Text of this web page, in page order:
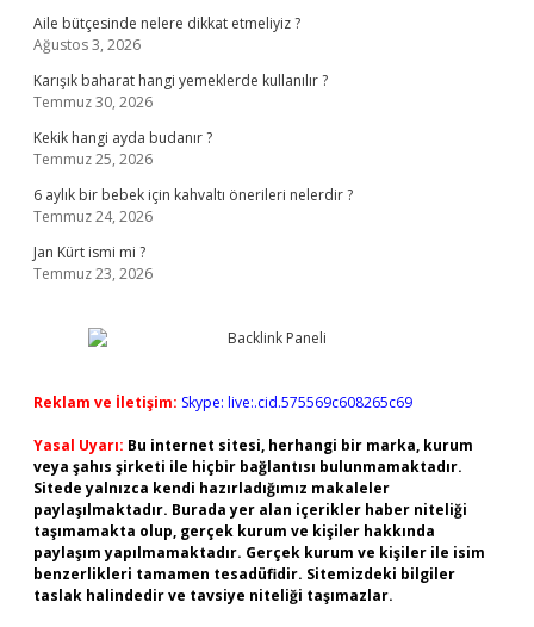
Aile bütçesinde nelere dikkat etmeliyiz ?
Ağustos 3, 2026
Karışık baharat hangi yemeklerde kullanılır ?
Temmuz 30, 2026
Kekik hangi ayda budanır ?
Temmuz 25, 2026
6 aylık bir bebek için kahvaltı önerileri nelerdir ?
Temmuz 24, 2026
Jan Kürt ismi mi ?
Temmuz 23, 2026
Reklam ve İletişim: Skype: live:.cid.575569c608265c69
Yasal Uyarı: Bu internet sitesi, herhangi bir marka, kurum
veya şahıs şirketi ile hiçbir bağlantısı bulunmamaktadır.
Sitede yalnızca kendi hazırladığımız makaleler
paylaşılmaktadır. Burada yer alan içerikler haber niteliği
taşımamakta olup, gerçek kurum ve kişiler hakkında
paylaşım yapılmamaktadır. Gerçek kurum ve kişiler ile isim
benzerlikleri tamamen tesadüfidir. Sitemizdeki bilgiler
taslak halindedir ve tavsiye niteliği taşımazlar.